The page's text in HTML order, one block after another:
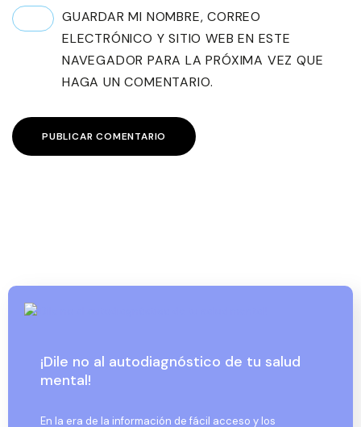
GUARDAR MI NOMBRE, CORREO
ELECTRÓNICO Y SITIO WEB EN ESTE
NAVEGADOR PARA LA PRÓXIMA VEZ QUE
HAGA UN COMENTARIO.
¡Dile no al autodiagnóstico de tu salud
mental!
En la era de la información de fácil acceso y los